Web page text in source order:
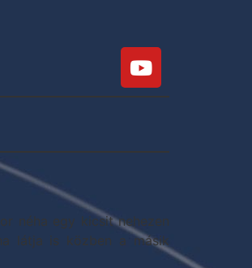
néha egy kicsit nehezen
látja is közben a másik